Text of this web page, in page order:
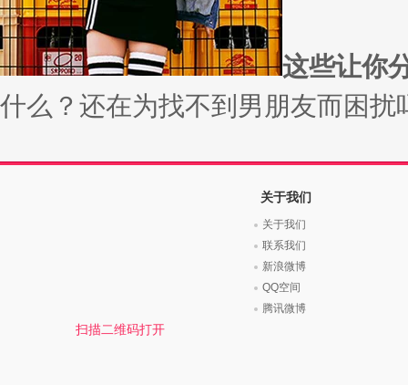
这些让你
什么？还在为找不到男朋友而困
扫描二维码打开
关于我们
关于我们
联系我们
新浪微博
QQ空间
腾讯微博